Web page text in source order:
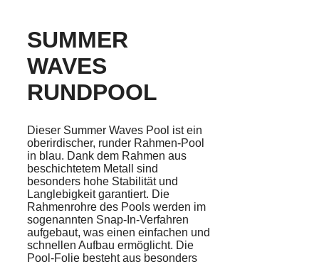
SUMMER
WAVES
RUNDPOOL
Dieser Summer Waves Pool ist ein
oberirdischer, runder Rahmen-Pool
in blau. Dank dem Rahmen aus
beschichtetem Metall sind
besonders hohe Stabilität und
Langlebigkeit garantiert. Die
Rahmenrohre des Pools werden im
sogenannten Snap-In-Verfahren
aufgebaut, was einen einfachen und
schnellen Aufbau ermöglicht. Die
Pool-Folie besteht aus besonders